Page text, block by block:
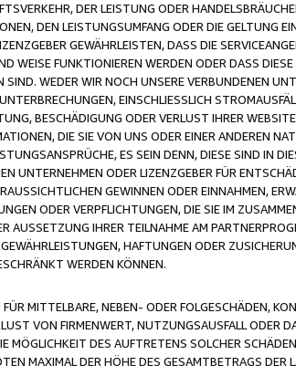
DER LEISTUNG ODER
DEN LEISTUNGSUMFANG ODER DIE GELTUNG
GEWÄHRLEISTEN, DASS DIE
WEISE FUNKTIONIEREN WERDEN ODER DASS
WEDER WIR NOCH UNSERE VERBUNDENEN
EINSCHLIESSLICH
BESCHÄDIGUNG ODER VERLUST IHRER
DIE SIE VON UNS ODER EINER ANDEREN
ES SEIN DENN, DIESE SIND IN
UNTERNEHMEN ODER LIZENZGEBER FÜR
GEWINNEN ODER EINNAHMEN,
ODER VERPFLICHTUNGEN, DIE SIE IM
AUSSETZUNG IHRER TEILNAHME AM
HAFTUNGEN ODER
WERDEN KÖNNEN.
MITTELBARE, NEBEN- ODER FOLGESCHÄDEN,
VON FIRMENWERT, NUTZUNGSAUSFALL ODER
DES AUFTRETENS SOLCHER
MAXIMAL DER HÖHE DES GESAMTBETRAGS DER